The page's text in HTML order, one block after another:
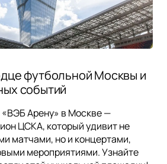
футбольной Москвы и
событий
Арену» в Москве —
ЦСКА, который удивит не
матчами, но и концертами,
мероприятиями. Узнайте